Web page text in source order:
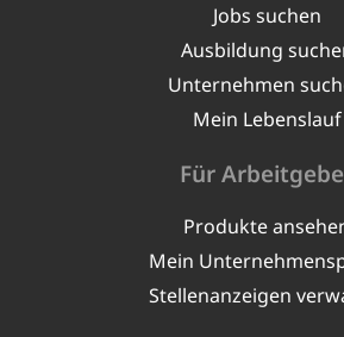
Jobs suchen
Ausbildung
Unternehmen
Mein Lebenslauf
Für
Produkte
Mein
Stellenanzeigen